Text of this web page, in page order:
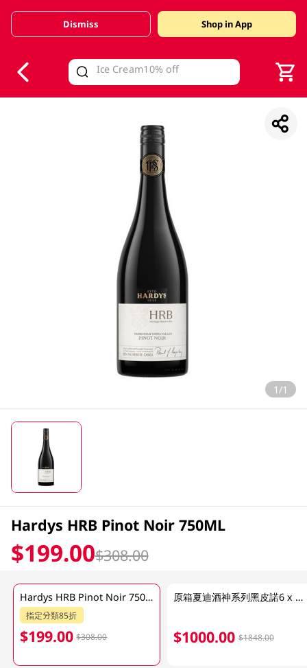
Valid Until 30 June 2026
Dismiss Shop in App
1/1
Hardys HRB Pinot Noir 750ML
$199.00$308.00
Hardys HRB Pinot Noir 750ML
指定分類85折
$199.00 $308.00
原箱夏迪酒神系列黑皮諾6 x 750ML
$1000.00 $1848.00